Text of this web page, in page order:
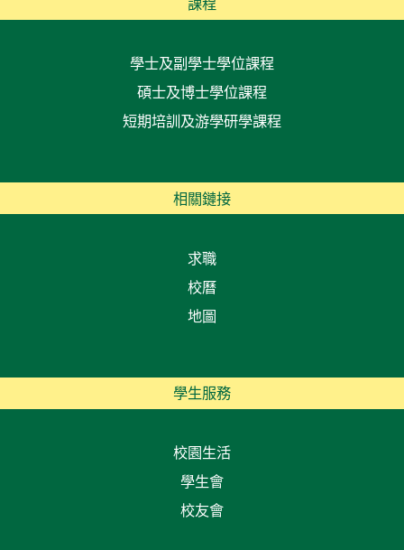
學士及副學士學位課程
碩士及博士學位課程
短期培訓及游學研學課程
相關鏈接
求職
校曆
地圖
學生服務
校園生活
學生會
校友會